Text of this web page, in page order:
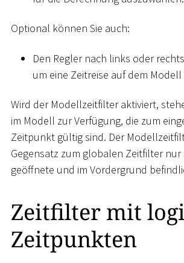
Optional können Sie auch:
Den Regler nach links oder
um eine Zeitreise auf dem
Wird der Modellzeitfilter aktiviert,
im Modell zur Verfügung, die zum
Zeitpunkt gültig sind. Der
Gegensatz zum globalen Zeitfilter
geöffnete und im Vordergrund
Zeitfilter mit
Zeitpunkten